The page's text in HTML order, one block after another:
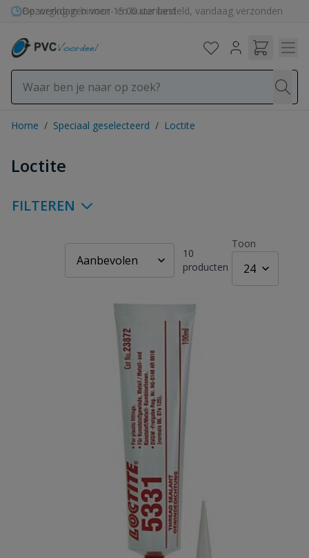
Ga naar de inhoud
Bezorging in binnen- en buitenland
Home / Speciaal geselecteerd / Loctite
Loctite
FILTEREN
10
producten
Toon